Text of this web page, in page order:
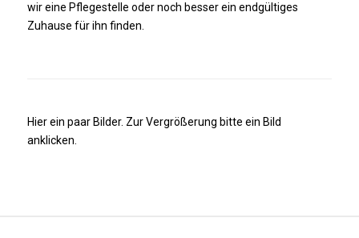
wir eine Pflegestelle oder noch besser ein endgültiges
Zuhause für ihn finden.
Hier ein paar Bilder. Zur Vergrößerung bitte ein Bild
anklicken.